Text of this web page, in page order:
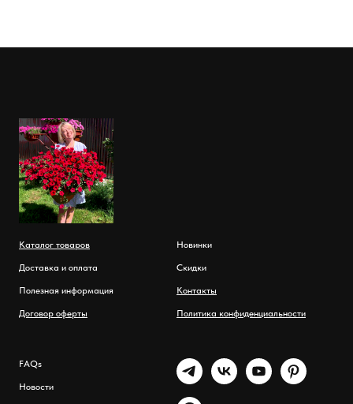
Каталог товаров
Доставка и оплата
Полезная информация
Договор оферты
Новинки
Скидки
Контакты
Политика конфиденциальности
FAQs
Новости